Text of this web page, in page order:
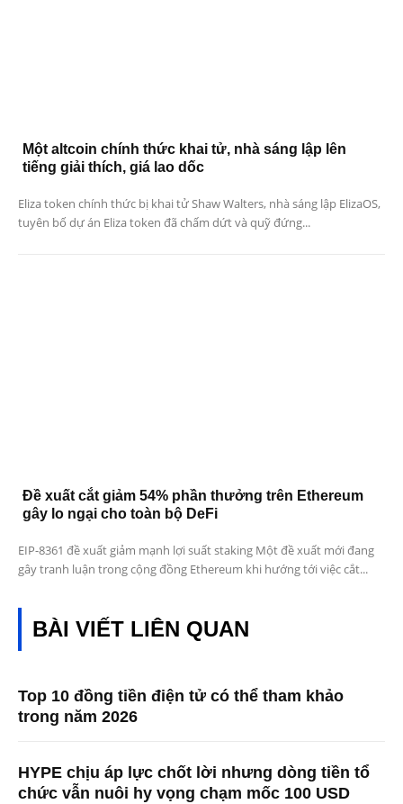
Một altcoin chính thức khai tử, nhà sáng lập lên
tiếng giải thích, giá lao dốc
Eliza token chính thức bị khai tử Shaw Walters, nhà sáng lập ElizaOS,
tuyên bố dự án Eliza token đã chấm dứt và quỹ đứng...
Đề xuất cắt giảm 54% phần thưởng trên Ethereum
gây lo ngại cho toàn bộ DeFi
EIP-8361 đề xuất giảm mạnh lợi suất staking Một đề xuất mới đang
gây tranh luận trong cộng đồng Ethereum khi hướng tới việc cắt...
BÀI VIẾT LIÊN QUAN
Top 10 đồng tiền điện tử có thể tham khảo
trong năm 2026
HYPE chịu áp lực chốt lời nhưng dòng tiền tổ
chức vẫn nuôi hy vọng chạm mốc 100 USD